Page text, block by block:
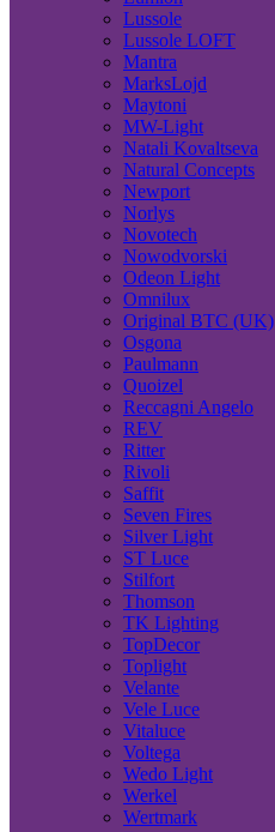
Lussole
Lussole LOFT
Mantra
MarksLojd
Maytoni
MW-Light
Natali Kovaltseva
Natural Concepts
Newport
Norlys
Novotech
Nowodvorski
Odeon Light
Omnilux
Original BTC (UK)
Osgona
Paulmann
Quoizel
Reccagni Angelo
REV
Ritter
Rivoli
Saffit
Seven Fires
Silver Light
ST Luce
Stilfort
Thomson
TK Lighting
TopDecor
Toplight
Velante
Vele Luce
Vitaluce
Voltega
Wedo Light
Werkel
Wertmark